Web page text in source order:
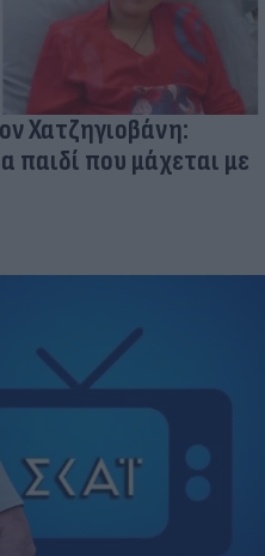
Χατζηγιοβάνη:
παιδί που μάχεται με